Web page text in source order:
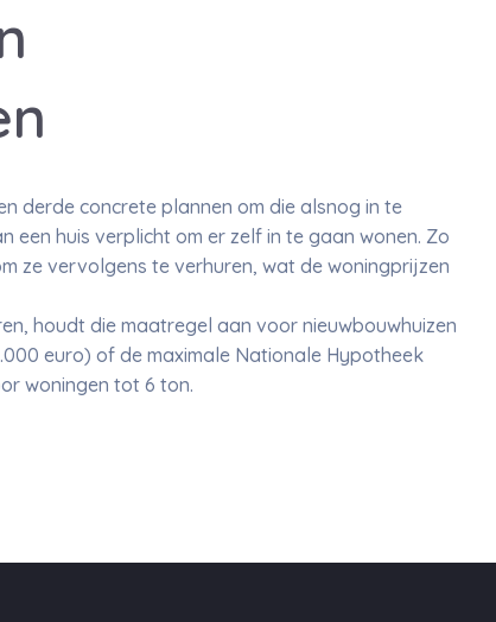
derde concrete plannen om die alsnog in te
een huis verplicht om er zelf in te gaan wonen. Zo
ze vervolgens te verhuren, wat de woningprijzen
houdt die maatregel aan voor nieuwbouwhuizen
euro) of de maximale Nationale Hypotheek
woningen tot 6 ton.